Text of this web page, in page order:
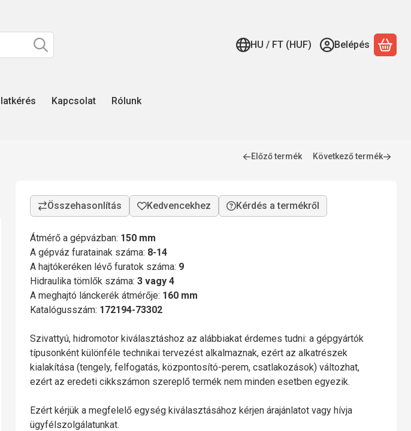
HU / FT (HUF) Belépés A
Kapcsolat Rólunk
Előző termék Következő termék
Kérdés a termékről
Átmérő a gépvázban: 150 mm
A gépváz furatainak száma: 8-14
A hajtókeréken lévő furatok száma: 9
Hidraulika tömlők száma: 3 vagy 4
A meghajtó lánckerék átmérője: 160 mm
Katalógusszám: 172194-73302
Szivattyú, hidromotor kiválasztáshoz az alábbiakat érdemes tudni: a gépgyártók
típusonként különféle technikai tervezést alkalmaznak, ezért az alkatrészek
kialakítása (tengely, felfogatás, központosító-perem, csatlakozások) változhat,
ezért az eredeti cikkszámon szereplő termék nem minden esetben egyezik.
Ezért kérjük a megfelelő egység kiválasztásához kérjen árajánlatot vagy hívja
ügyfélszolgálatunkat.